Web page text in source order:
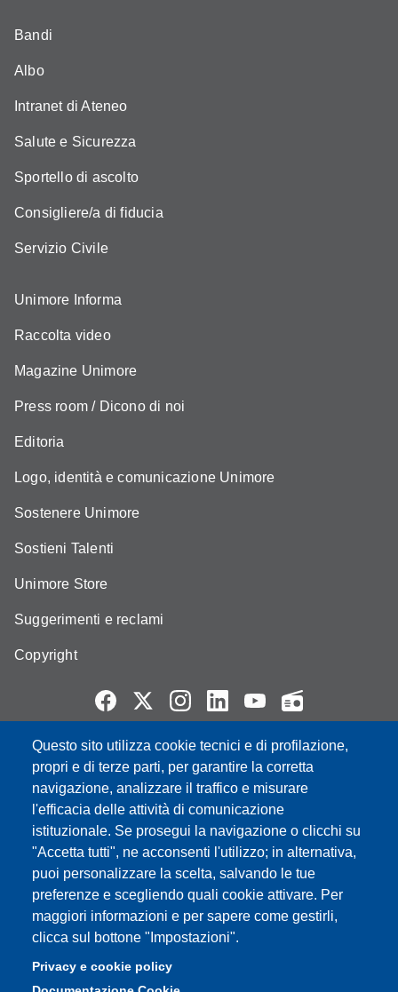
Questo sito utilizza cookie tecnici e di profilazione,
propri e di terze parti, per garantire la corretta
navigazione, analizzare il traffico e misurare
l'efficacia delle attività di comunicazione
istituzionale. Se prosegui la navigazione o clicchi su
"Accetta tutti", ne acconsenti l'utilizzo; in alternativa,
puoi personalizzare la scelta, salvando le tue
preferenze e scegliendo quali cookie attivare. Per
maggiori informazioni e per sapere come gestirli,
clicca sul bottone "Impostazioni".
Privacy e cookie policy
Bandi
Albo
Intranet di Ateneo
Salute e Sicurezza
Sportello di ascolto
Consigliere/a di fiducia
Servizio Civile
Unimore Informa
Raccolta video
Magazine Unimore
Press room / Dicono di noi
Editoria
Logo, identità e comunicazione Unimore
Sostenere Unimore
Sostieni Talenti
Unimore Store
Suggerimenti e reclami
Copyright
Partita IVA: 00427620364
e-mail: urp@unimore.it
PEC: primo contatto: urp@pec.unimore.it
Indirizzo ReGIndE per notifica Atti Processuali:
direzionelegale@pec.unimore.it
Sede di Modena: Via Università 4, 41121 Modena, Tel. 059
2056511 - Fax 059 245156
Sede di Reggio Emilia: Viale A. Allegri 9, 42121 Reggio
Emilia, Tel. 0522 523041 - Fax 0522 523045